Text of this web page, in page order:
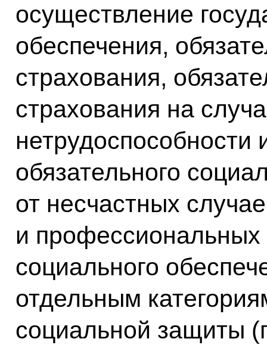
осуществление
обеспечения,
страхования,
страхования на
нетрудоспособности
обязательного
от несчастных
и профессиональных
социального
отдельным
социальной защиты